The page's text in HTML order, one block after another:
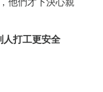
人打工更安全